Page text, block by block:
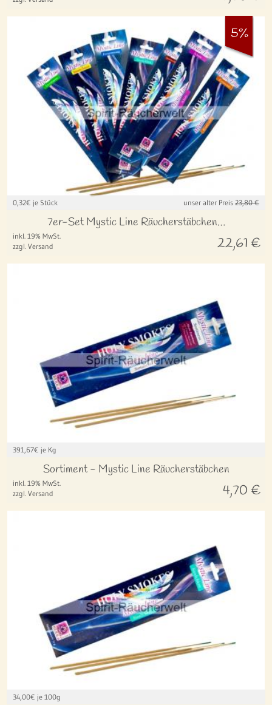
0,32€ je Stück unser alter Preis 23,80 €
7er-Set Mystic Line Räucherstäbchen…
inkl. 19% MwSt.
zzgl. Versand
22,61 €
5%
391,67€ je Kg
Sortiment - Mystic Line Räucherstäbchen
inkl. 19% MwSt.
zzgl. Versand
4,70 €
34,00€ je 100g